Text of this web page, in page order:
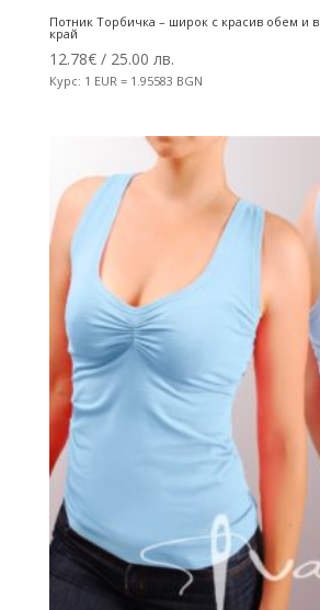
Потник Торбичка – широк с красив обем и
край
12.78€/ 25.00 лв.
Курс: 1 EUR = 1.95583 BGN